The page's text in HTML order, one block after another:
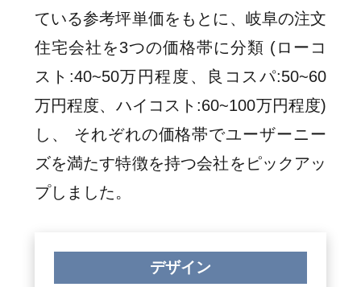
ている参考坪単価をもとに、岐阜の注文
住宅会社を3つの価格帯に分類 (ローコ
スト:40~50万円程度、良コスパ:50~60
万円程度、ハイコスト:60~100万円程度)
し、 それぞれの価格帯でユーザーニー
ズを満たす特徴を持つ会社をピックアッ
プしました。
デザイン